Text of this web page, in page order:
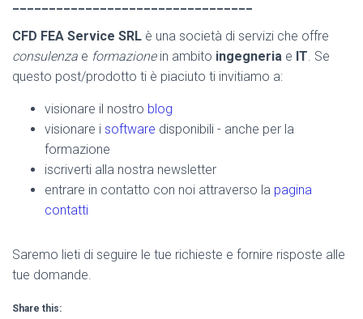
CFD FEA Service SRL è una società di servizi che offre
consulenza e formazionein ambito ingegneria e IT. Se
questo post/prodotto ti è piaciuto ti invitiamo a:
visionare il nostro blog
visionare i software disponibili - anche per la
formazione
iscriverti alla nostra newsletter
entrare in contatto con noi attraverso la pagina
contatti
Saremo lieti di seguire le tue richieste e fornire risposte alle
tue domande.
Share this: